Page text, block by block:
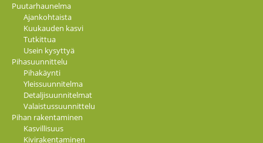
Puutarhaunelma
Ajankohtaista
Kuukauden kasvi
Tutkittua
Usein kysyttyä
Pihasuunnittelu
Pihakäynti
Yleissuunnitelma
Detaljisuunnitelmat
Valaistussuunnittelu
Pihan rakentaminen
Kasvillisuus
Kivirakentaminen